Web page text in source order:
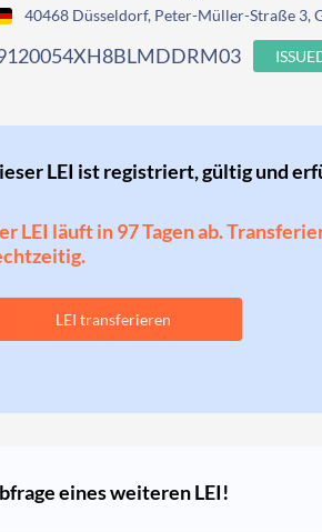
40468 Düsseldorf, Peter-Müller-Straße 3,
LEI ist registriert, gültig und
LEI läuft in 97 Tagen ab.
LEI transferieren
eines weiteren LEI!